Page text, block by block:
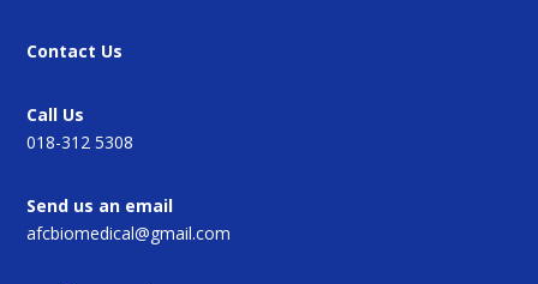
Contact Us
Call Us
018-312 5308
Send us an email
afcbiomedical@gmail.com